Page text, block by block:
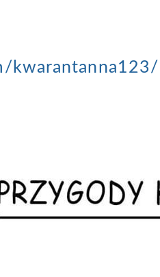
kwarantanna123/